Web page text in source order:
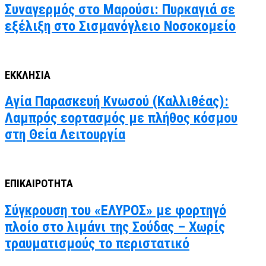
Συναγερμός στο Μαρούσι: Πυρκαγιά σε
εξέλιξη στο Σισμανόγλειο Νοσοκομείο
ΕΚΚΛΗΣΙΑ
Αγία Παρασκευή Κνωσού (Καλλιθέας):
Λαμπρός εορτασμός με πλήθος κόσμου
στη Θεία Λειτουργία
ΕΠΙΚΑΙΡΟΤΗΤΑ
Σύγκρουση του «ΕΛΥΡΟΣ» με φορτηγό
πλοίο στο λιμάνι της Σούδας – Χωρίς
τραυματισμούς το περιστατικό